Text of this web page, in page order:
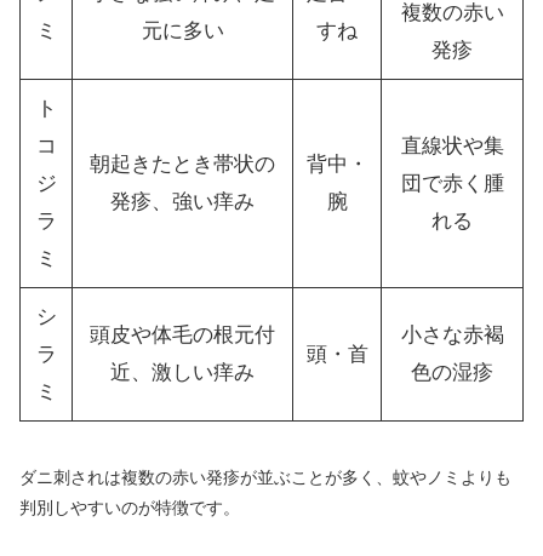
ミ
元に多い
すね
複数の赤い
発疹
ト
コ
ジ
ラ
ミ
朝起きたとき帯状の
発疹、強い痒み
背中・
腕
直線状や集
団で赤く腫
れる
シ
ラ
ミ
頭皮や体毛の根元付
近、激しい痒み
頭・首
小さな赤褐
色の湿疹
ダニ刺されは複数の赤い発疹が並ぶことが多く、蚊やノミよりも
判別しやすいのが特徴です。